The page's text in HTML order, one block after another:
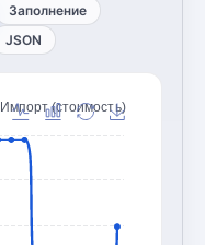
Заполнение
JSON
Импорт (стоимость)